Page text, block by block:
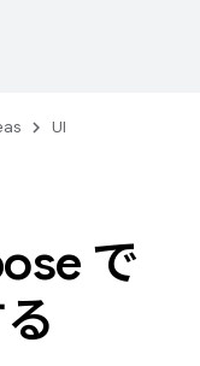
UI
で